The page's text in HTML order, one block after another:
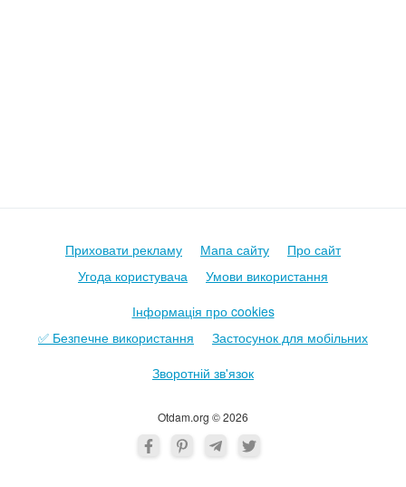
Otdam.org © 2026
Приховати рекламу Мапа сайту
Про сайт
Угода користувача
Умови використання
Інформація про cookies
✅ Безпечне використання
Застосунок для мобільних
Зворотній зв'язок